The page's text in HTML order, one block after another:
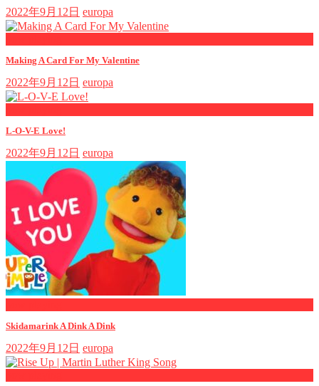
2022年9月12日 europa
Making A Card For My Valentine
2022年9月12日 europa
L-O-V-E Love!
2022年9月12日 europa
Skidamarink A Dink A Dink
2022年9月12日 europa